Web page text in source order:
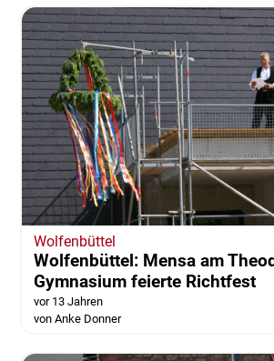
Wolfenbüttel
Wolfenbüttel: Mensa am
Gymnasium feierte Richtfest
vor 13 Jahren
von Anke Donner